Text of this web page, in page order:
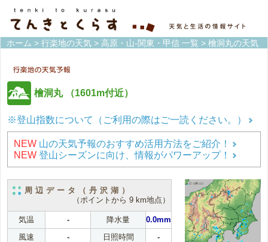
ホーム > 行楽地の天気 > 高原・山-関東・甲信 一覧 > 檜洞丸の天気
檜洞丸 （1601m付近）
※登山指数について（ご利用の際はご一読ください。）
NEW 山の天気予報のおすすめ活用方法をご紹介！
NEW 登山シーズンに向け、情報がパワーアップ！
周辺データ（丹沢湖）
（ポイントから 9 km地点）
気温 - 降水量
0.0mm
風速
- 日照時間 -